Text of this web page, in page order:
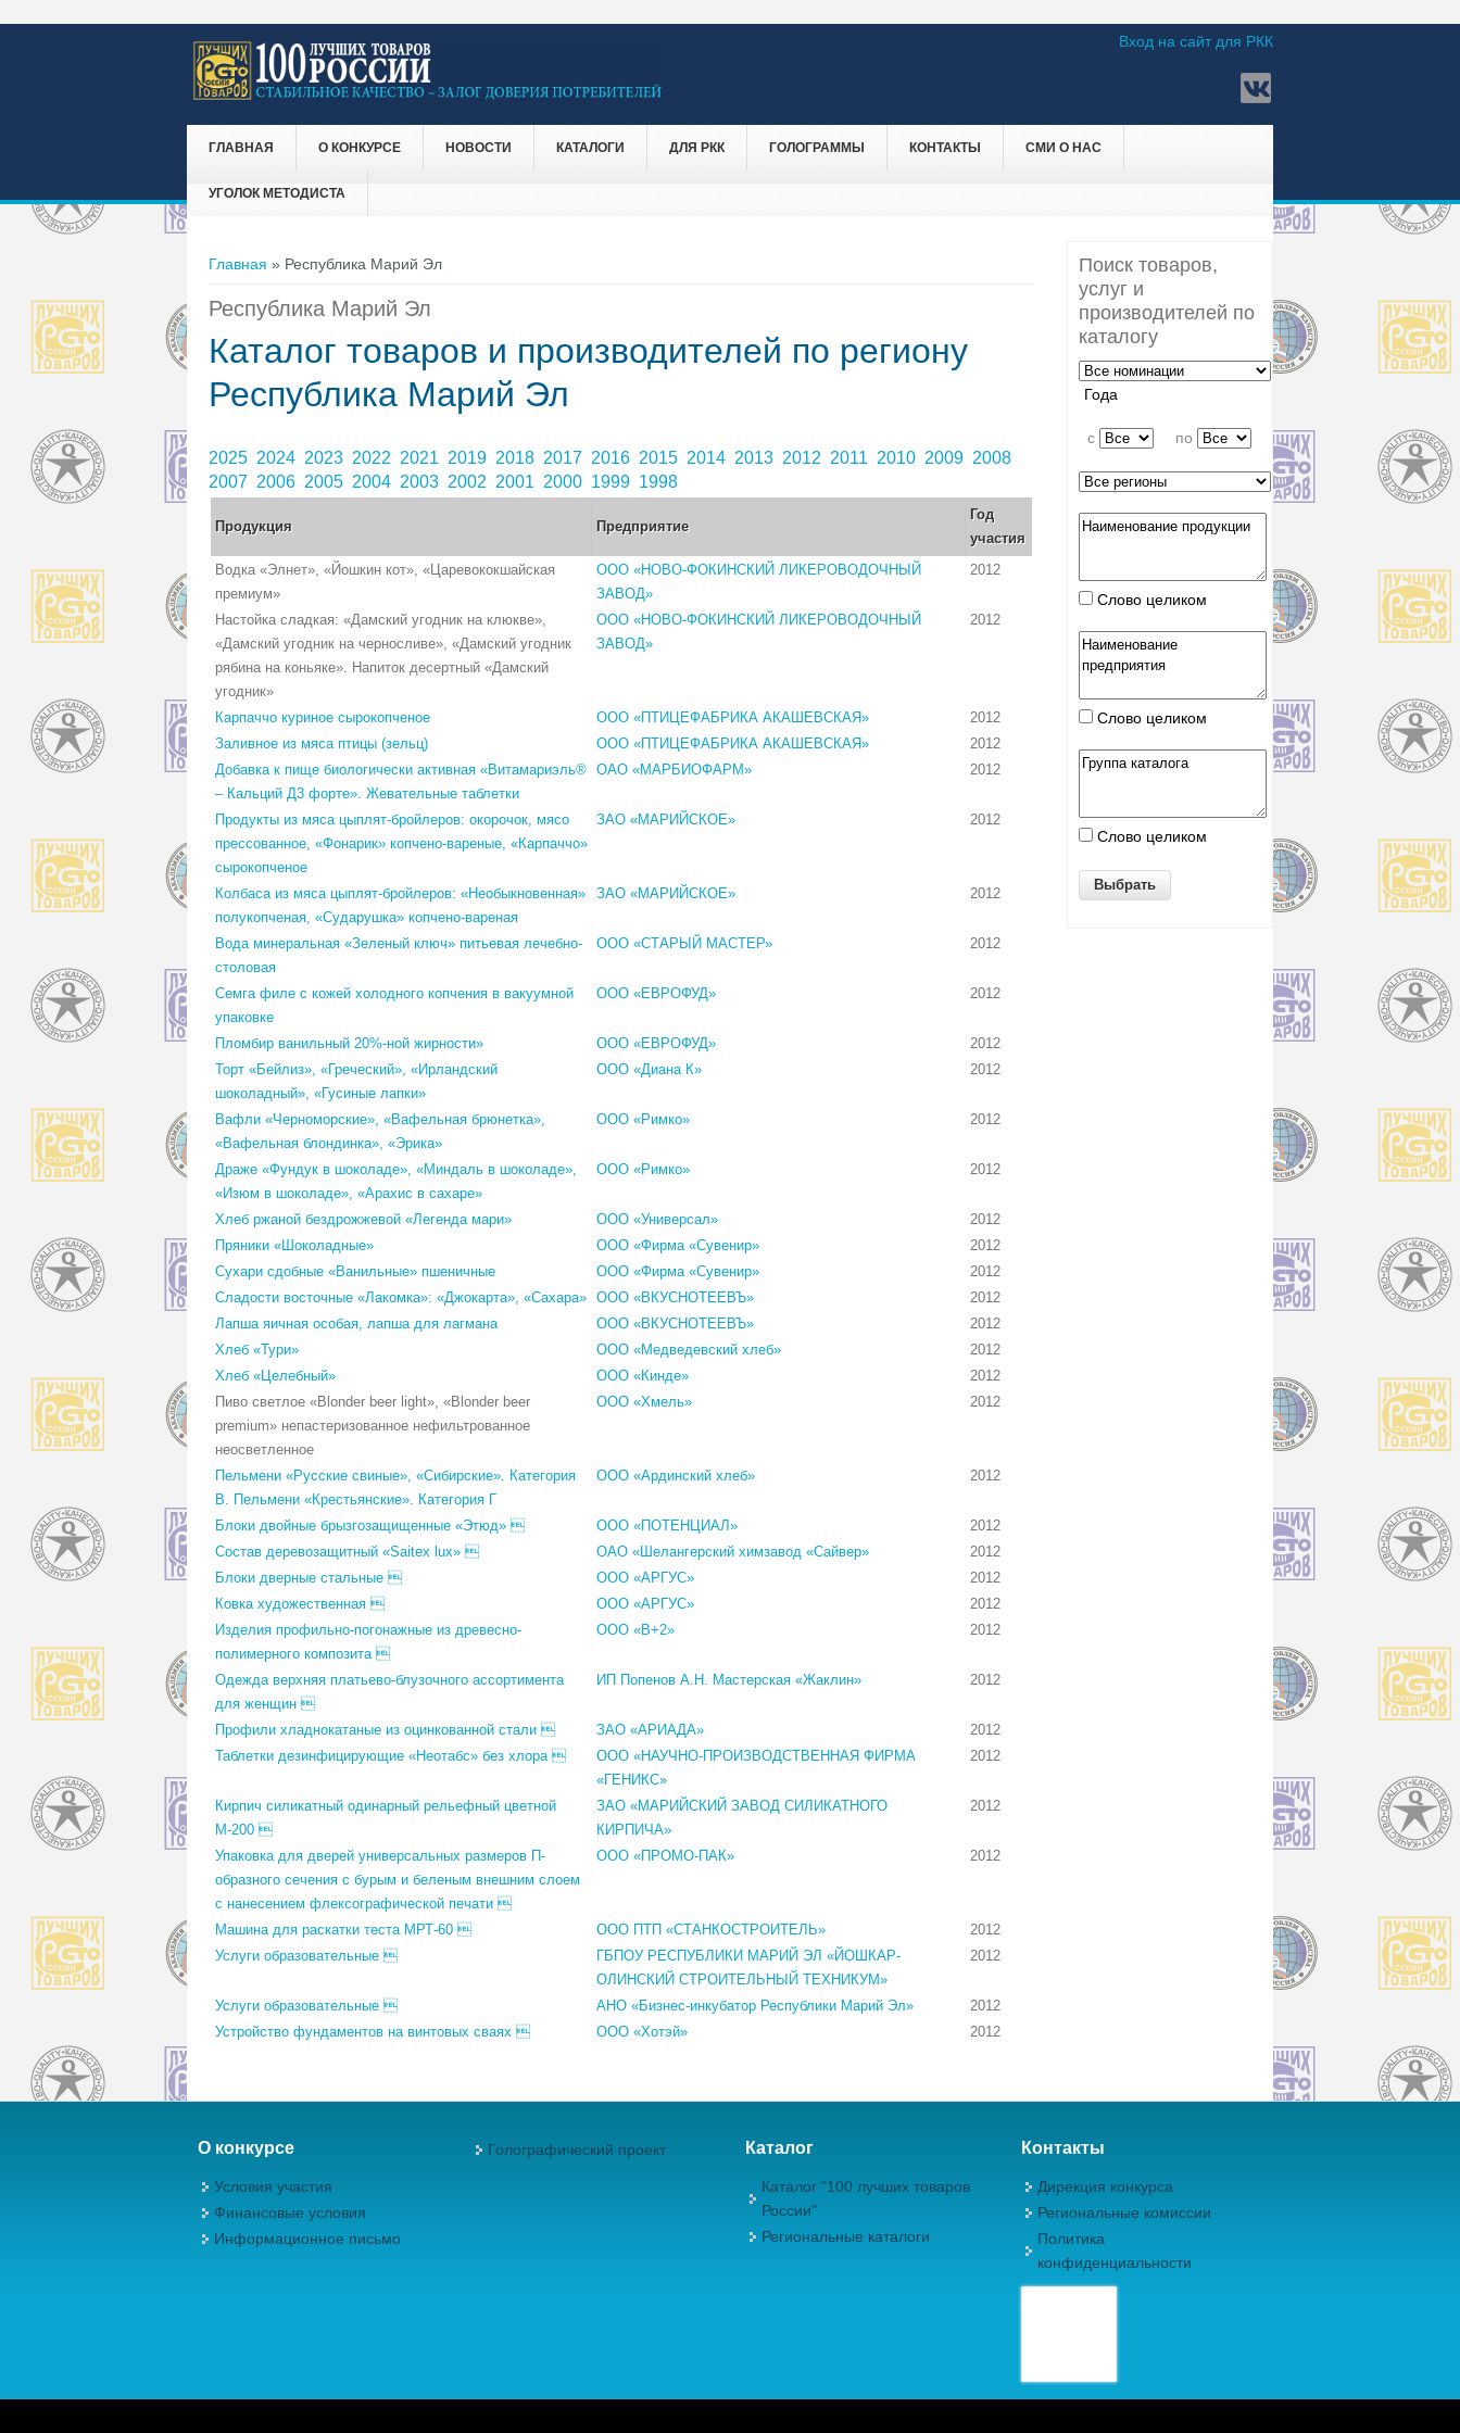
Вход на сайт для РКК
ГЛАВНАЯ О КОНКУРСЕ НОВОСТИ КАТАЛОГИ ДЛЯ РКК ГОЛОГРАММЫ КОНТАКТЫ СМИ О НАС
УГОЛОК МЕТОДИСТА
Вы здесь
Главная » Республика Марий Эл
Республика Марий Эл
Каталог товаров и производителей по региону
Республика Марий Эл
2025 2024 2023 2022 2021 2019 2018 2017 2016 2015 2014 2013 2012 2011 2010 2009 2008
2007 2006 2005 2004 2003 2002 2001 2000 1999 1998
Продукция Предприятие
Год
участия
Водка «Элнет», «Йошкин кот», «Царевококшайская
премиум»
ООО «НОВО-ФОКИНСКИЙ ЛИКЕРОВОДОЧНЫЙ
ЗАВОД»
2012
Настойка сладкая: «Дамский угодник на клюкве»,
«Дамский угодник на черносливе», «Дамский угодник
рябина на коньяке». Напиток десертный «Дамский
угодник»
ООО «НОВО-ФОКИНСКИЙ ЛИКЕРОВОДОЧНЫЙ
ЗАВОД»
2012
Карпаччо куриное сырокопченое ООО «ПТИЦЕФАБРИКА АКАШЕВСКАЯ»
2012
Заливное из мяса птицы (зельц)
ООО «ПТИЦЕФАБРИКА АКАШЕВСКАЯ»
2012
Добавка к пище биологически активная «Витамариэль®
– Кальций Д3 форте». Жевательные таблетки
ОАО «МАРБИОФАРМ» 2012
Продукты из мяса цыплят-бройлеров: окорочок, мясо
прессованное, «Фонарик» копчено-вареные, «Карпаччо»
сырокопченое
ЗАО «МАРИЙСКОЕ» 2012
Колбаса из мяса цыплят-бройлеров: «Необыкновенная»
полукопченая, «Сударушка» копчено-вареная
ЗАО «МАРИЙСКОЕ» 2012
Вода минеральная «Зеленый ключ» питьевая лечебно-
столовая
ООО «СТАРЫЙ МАСТЕР» 2012
Семга филе с кожей холодного копчения в вакуумной
упаковке
ООО «ЕВРОФУД» 2012
Пломбир ванильный 20%-ной жирности» ООО «ЕВРОФУД»
2012
Торт «Бейлиз», «Греческий», «Ирландский
шоколадный», «Гусиные лапки»
ООО «Диана К» 2012
Вафли «Черноморские», «Вафельная брюнетка»,
«Вафельная блондинка», «Эрика»
ООО «Римко» 2012
Драже «Фундук в шоколаде», «Миндаль в шоколаде»,
«Изюм в шоколаде», «Арахис в сахаре»
ООО «Римко» 2012
Хлеб ржаной бездрожжевой «Легенда мари» ООО «Универсал»
2012
Пряники «Шоколадные»
ООО «Фирма «Сувенир»
2012
Сухари сдобные «Ванильные» пшеничные
ООО «Фирма «Сувенир»
2012
Сладости восточные «Лакомка»: «Джокарта», «Сахара» ООО «ВКУСНОТЕЕВЪ»
2012
Лапша яичная особая, лапша для лагмана
ООО «ВКУСНОТЕЕВЪ»
2012
Хлеб «Тури»
ООО «Медведевский хлеб»
2012
Хлеб «Целебный»
ООО «Кинде»
2012
Пиво светлое «Blonder beer light», «Blonder beer
premium» непастеризованное нефильтрованное
неосветленное
ООО «Хмель» 2012
Пельмени «Русские свиные», «Сибирские». Категория
В. Пельмени «Крестьянские». Категория Г
ООО «Ардинский хлеб» 2012
Блоки двойные брызгозащищенные «Этюд»  ООО «ПОТЕНЦИАЛ»
2012
Состав деревозащитный «Saitex lux» 
ОАО «Шелангерский химзавод «Сайвер»
2012
Блоки дверные стальные 
ООО «АРГУС»
2012
Ковка художественная 
ООО «АРГУС»
2012
Изделия профильно-погонажные из древесно-
полимерного композита 
ООО «В+2» 2012
Одежда верхняя платьево-блузочного ассортимента
для женщин 
ИП Попенов А.Н. Мастерская «Жаклин» 2012
Профили хладнокатаные из оцинкованной стали  ЗАО «АРИАДА»
2012
Таблетки дезинфицирующие «Неотабс» без хлора 
ООО «НАУЧНО-ПРОИЗВОДСТВЕННАЯ ФИРМА
«ГЕНИКС»
2012
Кирпич силикатный одинарный рельефный цветной
М-200 
ЗАО «МАРИЙСКИЙ ЗАВОД СИЛИКАТНОГО
КИРПИЧА»
2012
Упаковка для дверей универсальных размеров П-
образного сечения с бурым и беленым внешним слоем
с нанесением флексографической печати 
ООО «ПРОМО-ПАК» 2012
Машина для раскатки теста МРТ-60  ООО ПТП «СТАНКОСТРОИТЕЛЬ»
2012
Услуги образовательные 
ГБПОУ РЕСПУБЛИКИ МАРИЙ ЭЛ «ЙОШКАР-
ОЛИНСКИЙ СТРОИТЕЛЬНЫЙ ТЕХНИКУМ»
2012
Услуги образовательные  АНО «Бизнес-инкубатор Республики Марий Эл»
2012
Устройство фундаментов на винтовых сваях 
ООО «Хотэй» 2012
Поиск товаров,
услуг и
производителей по
каталогу
Года
c по
Слово целиком
Слово целиком
Слово целиком
О конкурсе
Условия участия
Финансовые условия
Информационное письмо
Голографический проект Каталог
Каталог "100 лучших товаров
России"
Региональные каталоги
Контакты
Дирекция конкурса
Региональные комиссии
Политика
конфиденциальности